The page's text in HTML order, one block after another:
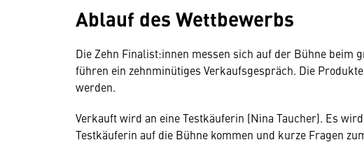
Ablauf des Wettbewerbs
Die Zehn Finalist:innen messen sich auf der Bühne beim
führen ein zehnminütiges Verkaufsgespräch. Die
werden.
Verkauft wird an eine Testkäuferin (Nina Taucher). Es
Testkäuferin auf die Bühne kommen und kurze Fragen